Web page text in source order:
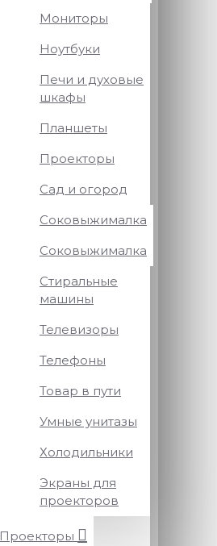
Мониторы
Ноутбуки
Печи и духовые
шкафы
Планшеты
Проекторы
Сад и огород
Соковыжималка
Соковыжималка
Стиральные
машины
Телевизоры
Телефоны
Товар в пути
Умные унитазы
Холодильники
Экраны для
проекторов
Проекторы